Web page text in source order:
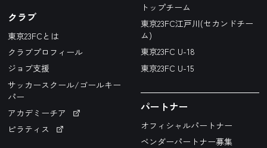
クラブ
東京23FCとは
クラブプロフィール
ジョブ支援
サッカースクール/ゴールキー
パー
アカデミーチア
ピラティス
トップチーム
東京23FC江戸川(セカンドチー
ム)
東京23FC U-18
東京23FC U-15
パートナー
オフィシャルパートナー
ベンダーパートナー募集